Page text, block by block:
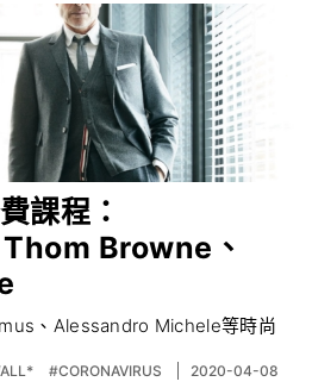
課程：
Browne、
、Alessandro Michele等時尚
#CORONAVIRUS 2020-04-08